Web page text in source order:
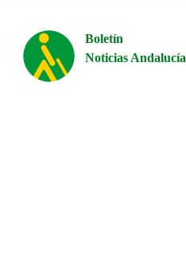
Boletín
Noticias Andalucía